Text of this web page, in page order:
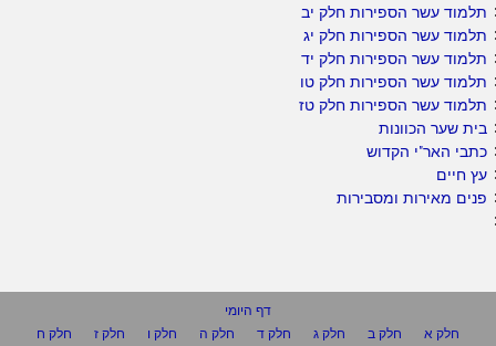
תלמוד עשר הספירות חלק יב
תלמוד עשר הספירות חלק יג
תלמוד עשר הספירות חלק יד
תלמוד עשר הספירות חלק טו
תלמוד עשר הספירות חלק טז
בית שער הכוונות
כתבי האר"י הקדוש
עץ חיים
פנים מאירות ומסבירות
דף היומי
חלק א
חלק ב חלק ג חלק ד חלק ה חלק ו חלק ז
חלק ח